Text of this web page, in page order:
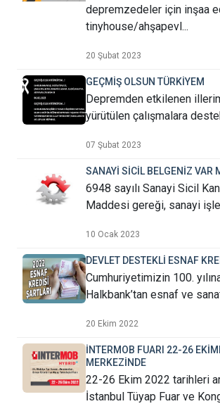
depremzedeler için inşaa
tinyhouse/ahşapevl...
20 Şubat 2023
GEÇMİŞ OLSUN TÜRKİYEM
Depremden etkilenen
yürütülen çalışmalara
07 Şubat 2023
SANAYİ SİCİL BELGENİZ VAR
6948 sayılı Sanayi Sicil
Maddesi gereği, sanayi
10 Ocak 2023
DEVLET DESTEKLİ ESNAF
Cumhuriyetimizin 100.
Halkbank’tan esnaf ve
20 Ekim 2022
İNTERMOB FUARI 22-26
MERKEZİNDE
22-26 Ekim 2022 tarihleri
İstanbul Tüyap Fuar ve